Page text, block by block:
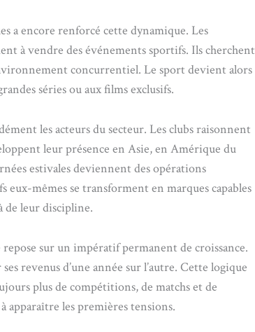
a encore renforcé cette dynamique. Les
à vendre des événements sportifs. Ils cherchent
concurrentiel. Le sport devient alors
séries ou aux films exclusifs.
les acteurs du secteur. Les clubs raisonnent
leur présence en Asie, en Amérique du
estivales deviennent des opérations
eux-mêmes se transforment en marques capables
de leur discipline.
sur un impératif permanent de croissance.
revenus d’une année sur l’autre. Cette logique
plus de compétitions, de matchs et de
apparaître les premières tensions.